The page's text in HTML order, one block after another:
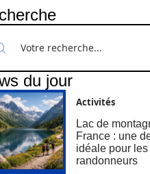
du jour
Activités
Lac de
France : une
idéale pour les
randonneurs